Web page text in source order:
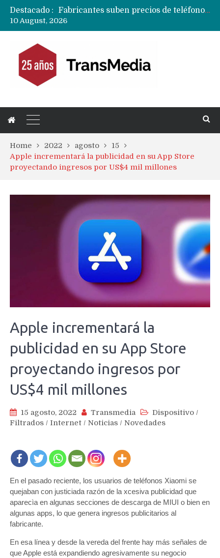
Destacado :
Fabricantes suben precios de teléfonos y ganan más dinero en un mercado donde Xiaomi alerta por no mejorar ventas
10 August, 2026
Home 2022 agosto
15
Apple incrementará la publicidad en su App Store
proyectando ingresos por US$4 mil millones
Apple incrementará la
publicidad en su App Store
proyectando ingresos por
US$4 mil millones
15 agosto, 2022 Transmedia Dispositivo /
Filtrados / Internet / Noticias / Novedades
En el pasado reciente, los usuarios de teléfonos Xiaomi se
quejaban con justiciada razón de la xcesiva publicidad que
aparecìa en algunas secciones de descarga de MIUI o bien en
algunas apps, lo que genera ingresos publicitarios al
fabricante.
En esa línea y desde la vereda del frente hay más señales de
que Apple está expandiendo agresivamente su negocio